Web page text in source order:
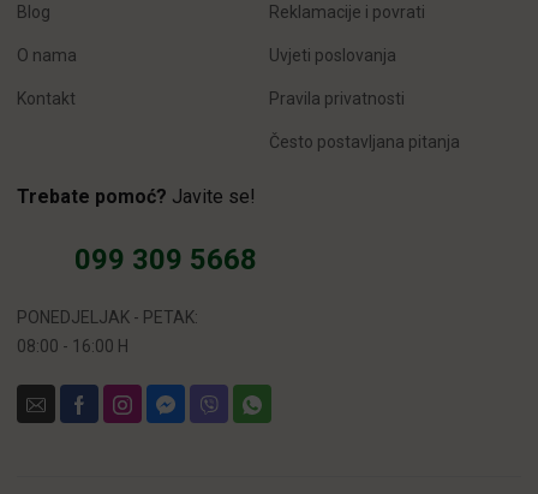
Blog
O nama
Kontakt
Reklamacije i povrati
Uvjeti poslovanja
Pravila privatnosti
Često postavljana pitanja
Trebate pomoć? Javite se!
099 309 5668
PONEDJELJAK - PETAK:
08:00 - 16:00 H